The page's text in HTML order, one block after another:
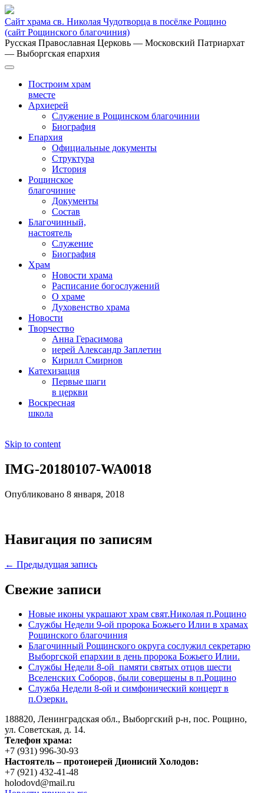
Сайт храма св. Николая Чудотворца в посёлке Рощино
(сайт Рощинского благочиния)
Русская Православная Церковь — Московский Патриархат
— Выборгская епархия
Построим храм
вместе
Архиерей
Служение в Рощинском благочинии
Биография
Епархия
Официальные документы
Структура
История
Рощинское
благочиние
Документы
Состав
Благочинный,
настоятель
Служение
Биография
Храм
Новости храма
Расписание богослужений
О храме
Духовенство храма
Новости
Творчество
Анна Герасимова
иерей Александр Заплетин
Кирилл Смирнов
Катехизация
Первые шаги
в церкви
Воскресная
школа
Skip to content
IMG-20180107-WA0018
Опубликовано 8 января, 2018
Навигация по записям
← Предыдущая запись
Свежие записи
Новые иконы украшают храм свят.Николая п.Рощино
Службы Недели 9-ой пророка Божьего Илии в храмах
Рощинского благочиния
Благочинный Рощинского округа сослужил секретарю
Выборгской епархии в день пророка Божьего Илии.
Службы Недели 8-ой памяти святых отцов шести
Вселенских Соборов, были совершены в п.Рощино
Служба Недели 8-ой и симфонический концерт в
п.Озерки.
188820, Ленинградская обл., Выборгский р-н, пос. Рощино,
ул. Советская, д. 14.
Телефон храма:
+7 (931) 996-30-93
Настоятель – протоиерей Дионисий Холодов:
+7 (921) 432-41-48
holodovd@mail.ru